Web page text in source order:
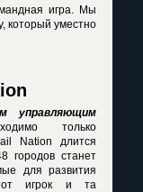
игра. Мы
, который уместно
управляющим
только
Nation длится
городов станет
для развития
игрок и та